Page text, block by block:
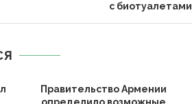
с биотуалетами
Правительство Армении